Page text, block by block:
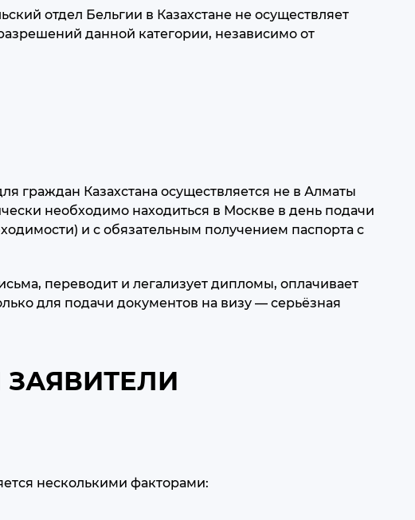
отдел Бельгии в Казахстане не осуществляет
данной категории, независимо от
граждан Казахстана осуществляется не в Алматы
необходимо находиться в Москве в день подачи
и с обязательным получением паспорта с
переводит и легализует дипломы, оплачивает
для подачи документов на визу — серьёзная
несколькими факторами: